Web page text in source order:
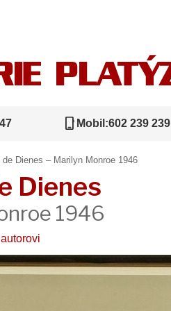
phone_iphone Mobil:602 239 239
de Dienes – Marilyn Monroe 1946
Dienes
1946